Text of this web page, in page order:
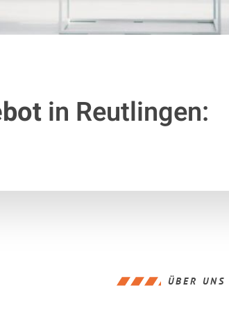
in Reutlingen:
ÜBER UNS